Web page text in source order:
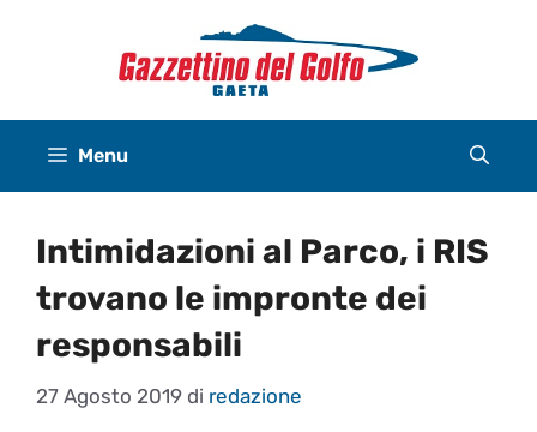
Menu
Intimidazioni al Parco, i RIS
trovano le impronte dei
responsabili
27 Agosto 2019 di redazione